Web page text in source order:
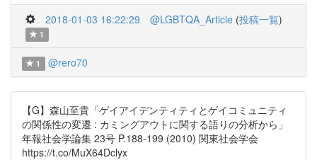
2018-01-03 16:22:29 @LGBTQA_Article (投稿一覧)
1
1 @rero70
【G】森山至貴「ゲイアイデンティティとゲイコミュニティ
の関係性の変遷 : カミングアウトに関する語りの分析から」
年報社会学論集 23号 P.188-199 (2010) 関東社会学会
https://t.co/MuX64Dclyx